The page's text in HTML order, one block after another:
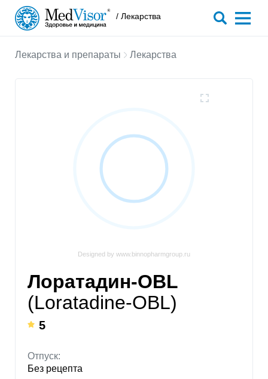
/ Лекарства
Лекарства и препараты Лекарства
Designed by www.binnopharmgroup.ru
Лоратадин-OBL
(Loratadine-OBL)
5
Отпуск:
Без рецепта